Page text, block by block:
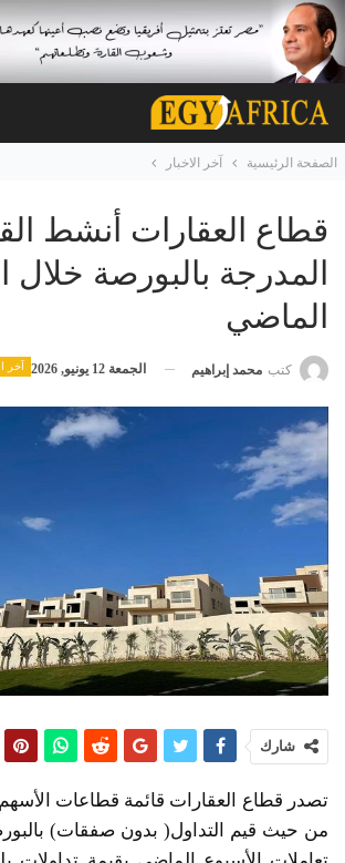
الصفحة الرئيسية آخر الاخبار
قطاع العقارات أنشط
المدرجة بالبورصة خلال
الماضي
آخر كتب محمد إبراهيم الجمعة 12 يونيو, 2026
شارك
تصدر قطاع العقارات قائمة قطاعات الأسهم
من حيث قيم التداول( بدون صفقات)